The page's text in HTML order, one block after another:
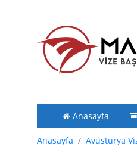
Anasayfa
Anasayfa Avusturya